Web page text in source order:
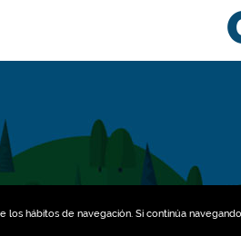
hábitos de navegación. Si continúa